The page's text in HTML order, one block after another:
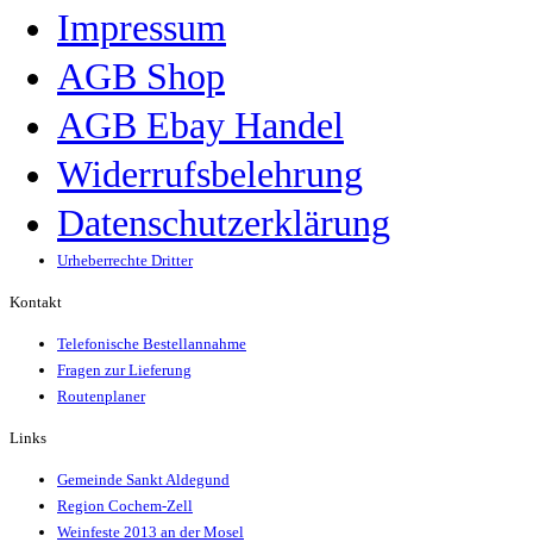
Impressum
AGB Shop
AGB Ebay Handel
Widerrufsbelehrung
Datenschutzerklärung
Urheberrechte Dritter
Kontakt
Telefonische Bestellannahme
Fragen zur Lieferung
Routenplaner
Links
Gemeinde Sankt Aldegund
Region Cochem-Zell
Weinfeste 2013 an der Mosel